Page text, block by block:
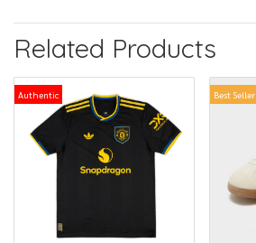
Related Products
Authentic Best Seller